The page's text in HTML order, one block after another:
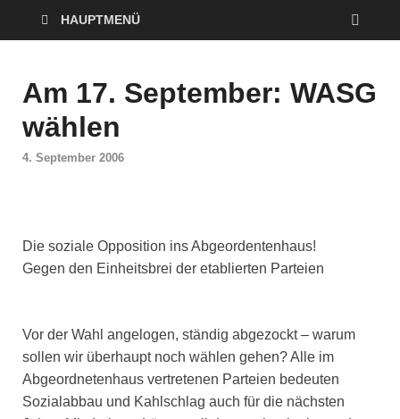
HAUPTMENÜ
Am 17. September: WASG
wählen
4. September 2006
Die soziale Opposition ins Abgeordentenhaus!
Gegen den Einheitsbrei der etablierten Parteien
Vor der Wahl angelogen, ständig abgezockt – warum
sollen wir überhaupt noch wählen gehen? Alle im
Abgeordnetenhaus vertretenen Parteien bedeuten
Sozialabbau und Kahlschlag auch für die nächsten